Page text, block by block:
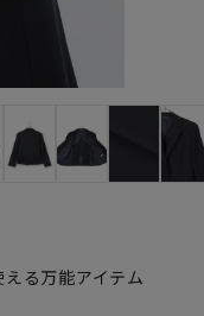
る万能アイテム